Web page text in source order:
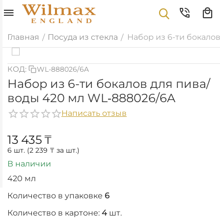
Главная / Посуда из стекла / Набор из 6-ти
КОД: WL-888026/6A
Набор из 6-ти бокалов для пива/
воды 420 мл WL‑888026/6A
Написать отзыв
13 435 ₸
6 шт. (2 239 ₸ за шт.)
В наличии
420 мл
Количество в упаковке 6
Количество в картоне: 4 шт.